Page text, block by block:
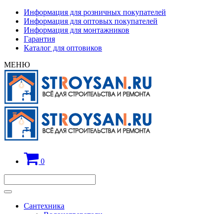
Информация для розничных покупателей
Информация для оптовых покупателей
Информация для монтажников
Гарантия
Каталог для оптовиков
МЕНЮ
0
Сантехника